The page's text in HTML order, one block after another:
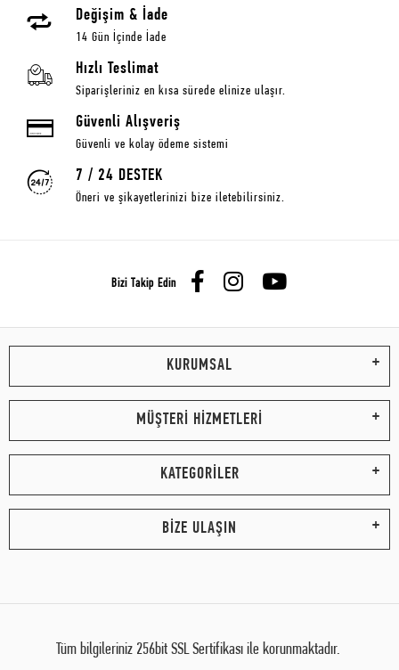
Değişim & İade
14 Gün İçinde İade
Hızlı Teslimat
Siparişleriniz en kısa sürede elinize ulaşır.
Güvenli Alışveriş
Güvenli ve kolay ödeme sistemi
7 / 24 DESTEK
Öneri ve şikayetlerinizi bize iletebilirsiniz.
Bizi Takip Edin
KURUMSAL
MÜŞTERİ HİZMETLERİ
KATEGORİLER
BİZE ULAŞIN
Tüm bilgileriniz 256bit SSL Sertifikası ile korunmaktadır.